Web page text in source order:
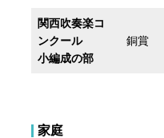
関西吹奏楽コ
ンクール
小編成の部
銅賞
家庭